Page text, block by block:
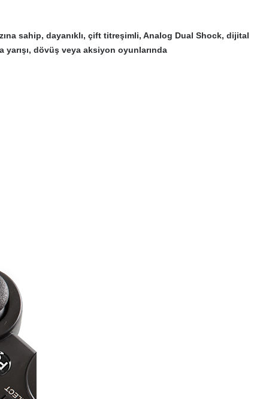
sahip, dayanıklı, çift titreşimli, Analog Dual Shock, dijital
dövüş veya aksiyon oyunlarında